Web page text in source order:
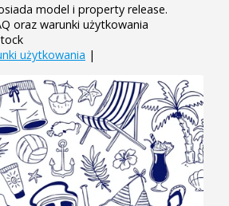
model i property release.
oraz warunki użytkowania
użytkowania |